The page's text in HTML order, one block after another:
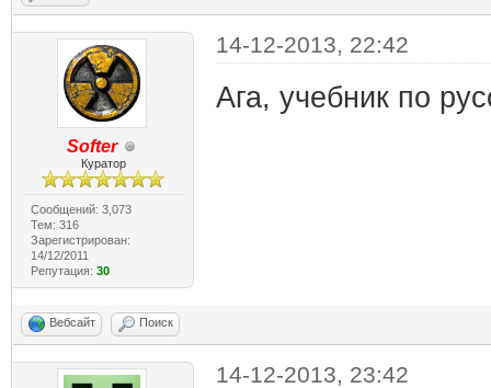
Softer
Куратор
Сообщений: 3,073
Тем: 316
Зарегистрирован:
14/12/2011
Репутация: 30
14-12-2013, 22:42
Ага, учебник по
Вебсайт Поиск
14-12-2013, 23:42